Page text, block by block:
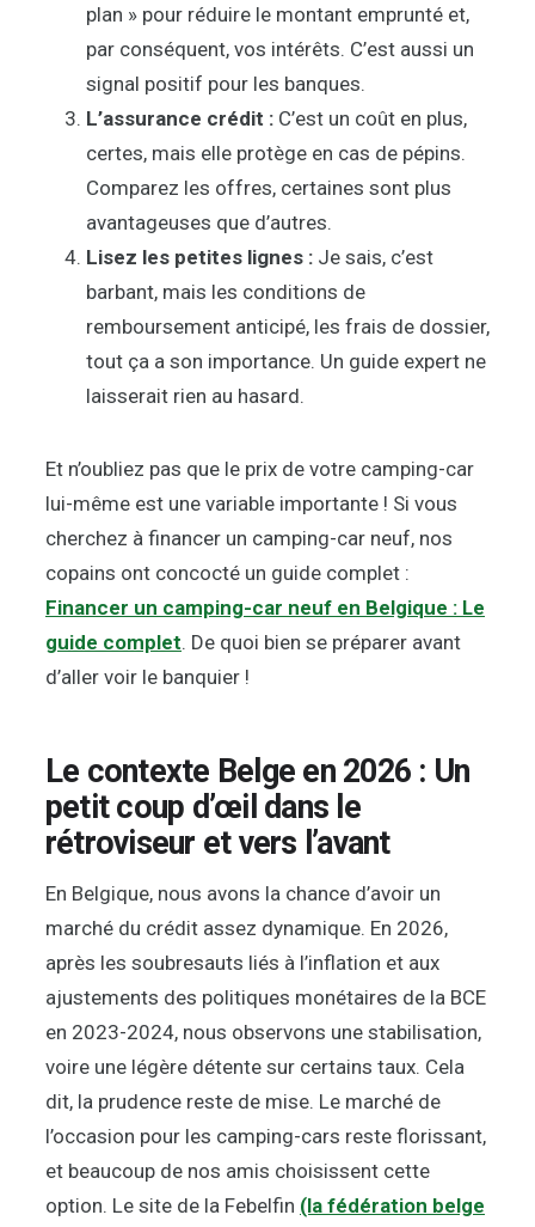
plan » pour réduire le montant emprunté et,
par conséquent, vos intérêts. C’est aussi un
signal positif pour les banques.
L’assurance crédit : C’est un coût en plus,
certes, mais elle protège en cas de pépins.
Comparez les offres, certaines sont plus
avantageuses que d’autres.
Lisez les petites lignes : Je sais, c’est
barbant, mais les conditions de
remboursement anticipé, les frais de dossier,
tout ça a son importance. Un guide expert ne
laisserait rien au hasard.
Et n’oubliez pas que le prix de votre camping-car
lui-même est une variable importante ! Si vous
cherchez à financer un camping-car neuf, nos
copains ont concocté un guide complet :
Financer un camping-car neuf en Belgique : Le
guide complet. De quoi bien se préparer avant
d’aller voir le banquier !
Le contexte Belge en 2026 : Un
petit coup d’œil dans le
rétroviseur et vers l’avant
En Belgique, nous avons la chance d’avoir un
marché du crédit assez dynamique. En 2026,
après les soubresauts liés à l’inflation et aux
ajustements des politiques monétaires de la BCE
en 2023-2024, nous observons une stabilisation,
voire une légère détente sur certains taux. Cela
dit, la prudence reste de mise. Le marché de
l’occasion pour les camping-cars reste florissant,
et beaucoup de nos amis choisissent cette
option. Le site de la Febelfin (la fédération belge